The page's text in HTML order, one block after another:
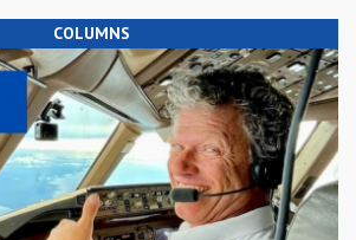
COLUMNS